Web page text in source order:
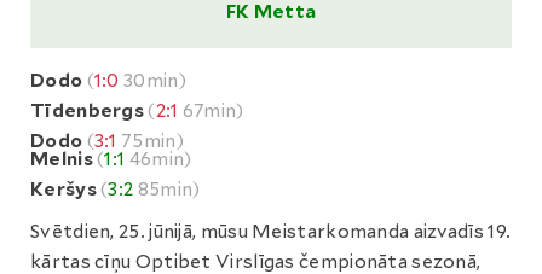
FK Metta
Dodo (1:0 30min)
Tīdenbergs(2:1 67min)
Dodo (3:1 75min)
Melnis(1:1 46min)
Keršys(3:2 85min)
Svētdien, 25. jūnijā, mūsu Meistarkomanda aizvadīs 19.
kārtas cīņu Optibet Virslīgas čempionāta sezonā,